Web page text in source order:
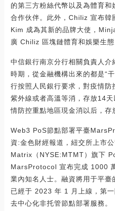
的第三方粉絲代幣以及為體育
合作伙伴。此外，Chiliz 宣布
Kim 成為其新的品牌大使，
廣 Chiliz 區塊鏈體育和娛樂生
中信銀行南京分行相關負責人介
時期，從金融機構出來的都是“
行按照人民銀行要求，對疫情防
紫外線或者高溫等消，存放14
情防控重點地區現金消以后，存
Web3 PoS節點部署平臺
資:金色財經報道，紐交所上市
Matrix（NYSE:MTMT）旗下
MarsProtocol 宣布完成 1000
業內知名人士。融資將用于平
已經于 2023 年 1 月上線，第
去中心化非托管節點部署服務。